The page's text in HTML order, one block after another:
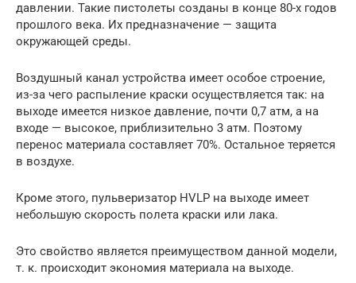
давлении. Такие пистолеты созданы в конце 80-х годов
прошлого века. Их предназначение — защита
окружающей среды.
Воздушный канал устройства имеет особое строение,
из-за чего распыление краски осуществляется так: на
выходе имеется низкое давление, почти 0,7 атм, а на
входе — высокое, приблизительно 3 атм. Поэтому
перенос материала составляет 70%. Остальное теряется
в воздухе.
Кроме этого, пульверизатор HVLP на выходе имеет
небольшую скорость полета краски или лака.
Это свойство является преимуществом данной модели,
т. к. происходит экономия материала на выходе.